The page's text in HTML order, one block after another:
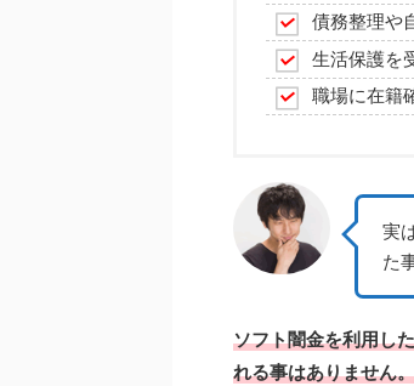
債務整理や
生活保護を
職場に在籍
実
た
ソフト闇金を利用し
れる事はありません。